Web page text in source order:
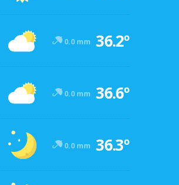
0.0 mm 36.2º
0.0 mm 36.6º
0.0 mm 36.3º